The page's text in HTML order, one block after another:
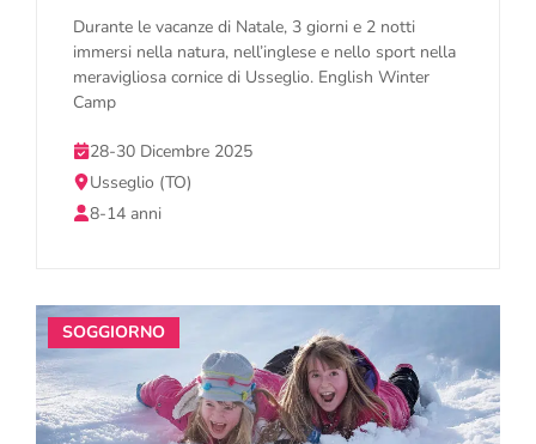
Durante le vacanze di Natale, 3 giorni e 2 notti
immersi nella natura, nell’inglese e nello sport nella
meravigliosa cornice di Usseglio. English Winter
Camp
28-30 Dicembre 2025
Usseglio (TO)
8-14 anni
SOGGIORNO